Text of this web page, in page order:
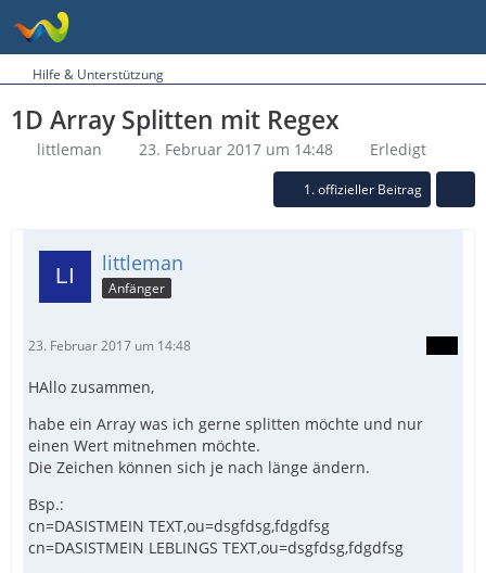
Hilfe & Unterstützung
1D Array Splitten mit Regex
littleman 23. Februar 2017 um 14:48 Erledigt
1. offizieller Beitrag
littleman
Anfänger
23. Februar 2017 um 14:48
HAllo zusammen,
habe ein Array was ich gerne splitten möchte und nur
einen Wert mitnehmen möchte.
Die Zeichen können sich je nach länge ändern.
Bsp.:
cn=DASISTMEIN TEXT,ou=dsgfdsg,fdgdfsg
cn=DASISTMEIN LEBLINGS TEXT,ou=dsgfdsg,fdgdfsg